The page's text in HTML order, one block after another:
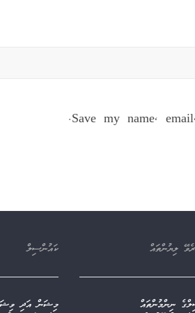
Save my name,
ލިޔުންތައް
ނިންމުންތައް
ކައުންސިލް
މިޝަން އަދި